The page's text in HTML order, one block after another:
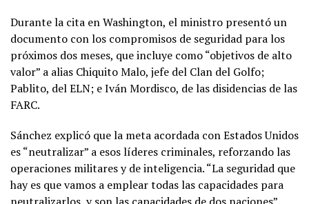
Durante la cita en Washington, el ministro presentó un
documento con los compromisos de seguridad para los
próximos dos meses, que incluye como “objetivos de alto
valor” a alias Chiquito Malo, jefe del Clan del Golfo;
Pablito, del ELN; e Iván Mordisco, de las disidencias de las
FARC.
Sánchez explicó que la meta acordada con Estados Unidos
es “neutralizar” a esos líderes criminales, reforzando las
operaciones militares y de inteligencia. “La seguridad que
hay es que vamos a emplear todas las capacidades para